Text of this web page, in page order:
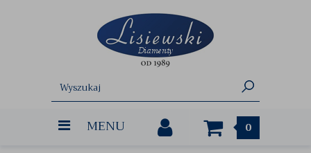
MENU 0